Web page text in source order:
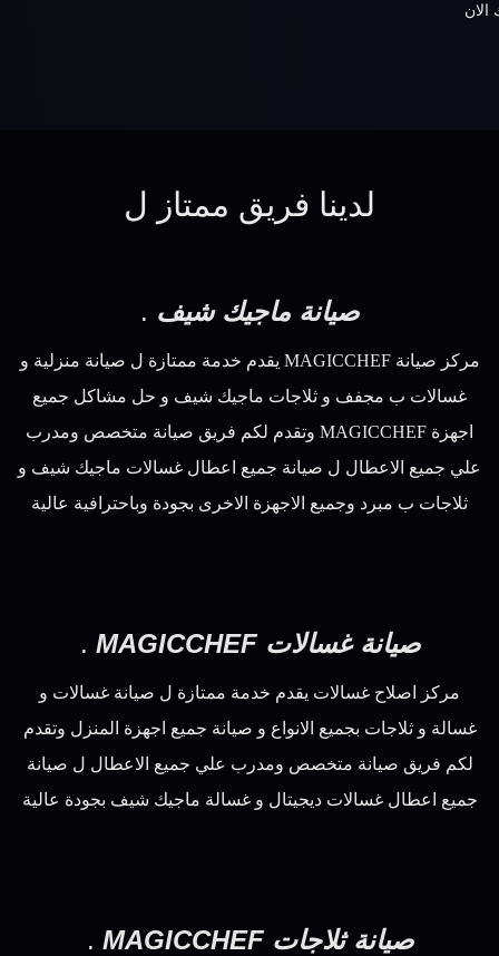
الان
لدينا فريق ممتاز ل
صيانة ماجيك شيف .
مركز صيانة MAGICCHEF يقدم خدمة ممتازة ل صيانة منزلية و
غسالات ب مجفف و ثلاجات ماجيك شيف و حل مشاكل جميع
اجهزة MAGICCHEF وتقدم لكم فريق صيانة متخصص ومدرب
علي جميع الاعطال ل صيانة جميع اعطال غسالات ماجيك شيف و
ثلاجات ب مبرد وجميع الاجهزة الاخرى بجودة وباحترافية عالية
صيانة غسالات MAGICCHEF .
مركز اصلاح غسالات يقدم خدمة ممتازة ل صيانة غسالات و
غسالة و ثلاجات بجميع الانواع و صيانة جميع اجهزة المنزل وتقدم
لكم فريق صيانة متخصص ومدرب علي جميع الاعطال ل صيانة
جميع اعطال غسالات ديجيتال و غسالة ماجيك شيف بجودة عالية
صيانة ثلاجات MAGICCHEF .